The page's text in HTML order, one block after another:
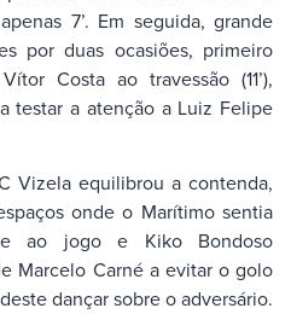
7’. Em seguida, grande
por duas ocasiões, primeiro
Costa ao travessão (11’),
testar a atenção a Luiz Felipe
Vizela equilibrou a contenda,
onde o Marítimo sentia
ao jogo e Kiko Bondoso
Marcelo Carné a evitar o golo
dançar sobre o adversário.